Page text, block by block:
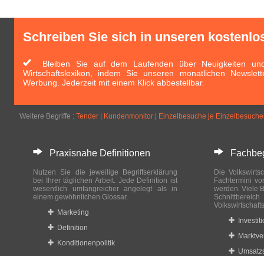
Schreiben Sie sich in unseren
Bleiben Sie auf dem Laufenden über Neuigkeiten
Wirtschaftslexikon, indem Sie unseren monatlichen
Werbung. Jederzeit mit einem Klick abbestellbar.
Weitere Begriffe : Tender Kundenmonitor Einzelbesuche je
Praxisnahe Definitionen
Nutzen Sie die jeweilige Begriffserklärung
bei Ihrer täglichen Arbeit. Jede Definition ist
wesentlich umfangreicher angelegt als in
einem gewöhnlichen Glossar.
Marketing
Definition
Konditionenpolitik
Die
Fachtermini
werden. Viele